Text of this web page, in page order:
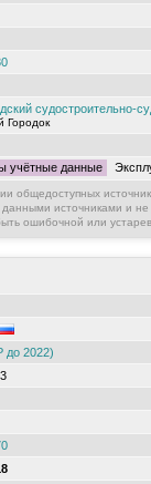
Городок
учётные данные
общедоступных
источниками и не
ошибочной или
до 2022)